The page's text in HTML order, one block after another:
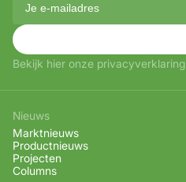
Bekijk hier onze privacyverklaring
Nieuws
Marktnieuws
Productnieuws
Projecten
Columns